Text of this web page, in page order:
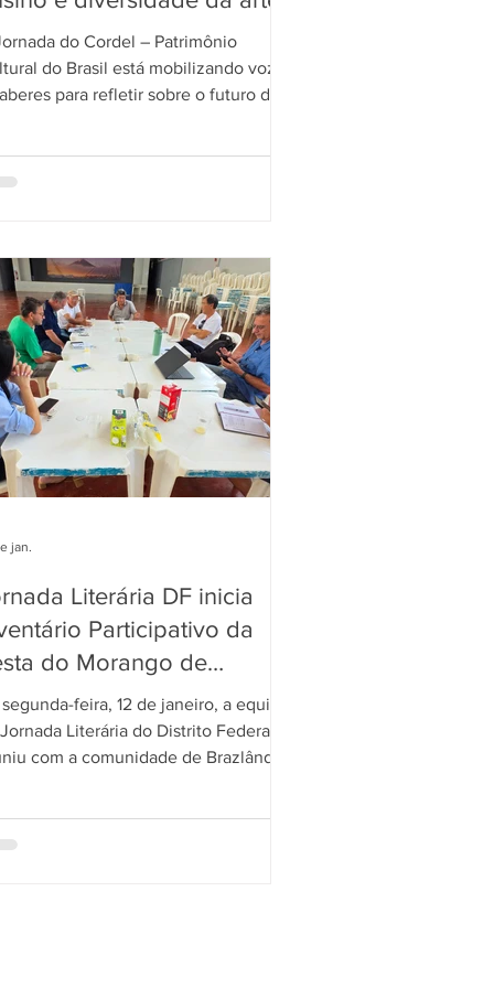
do Cordel – Patrimônio
do Brasil está mobilizando vozes
para refletir sobre o futuro da
reúne cordelistas,
das vozes que compõem
tradição tão rica do nosso país. Quer
mais sobre as discussões,
e o que está por vir? Saiba
Literária DF inicia
Participativo da
do Morango de
segunda-feira, 12 de janeiro, a equipe
Literária do Distrito Federal se
com a comunidade de Brazlândia
(DF) . O encontro marcou o
jan.